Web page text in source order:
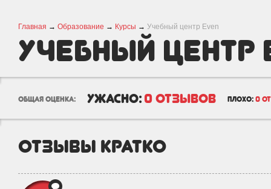
Главная → Образование → Курсы → Учебный центр Even
Учебный центр
общая оценка: ужасно: 0 отзывов плохо: 0
отзывы кратко